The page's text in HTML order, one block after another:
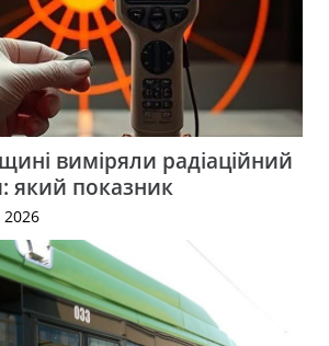
виміряли радіаційний
який показник